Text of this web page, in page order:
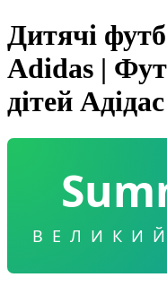
Дитячі
Adidas |
дітей Адідас